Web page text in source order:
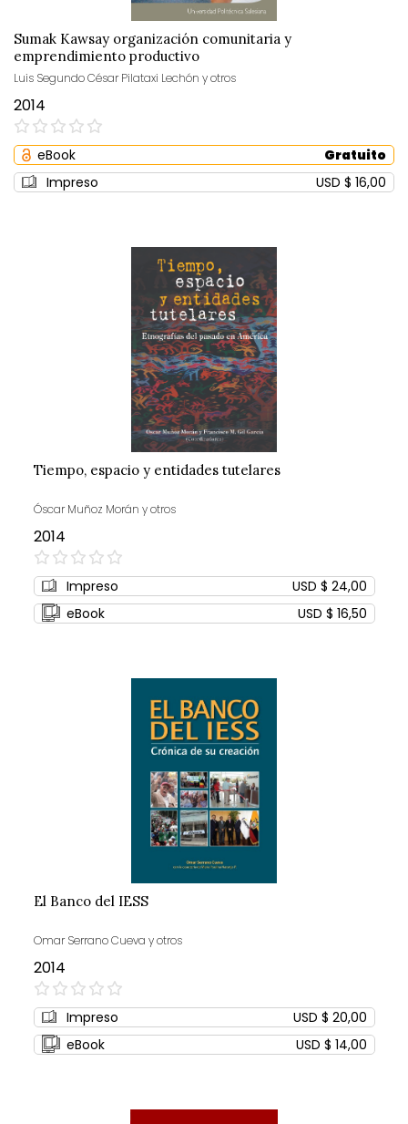
Sumak Kawsay organización comunitaria y
emprendimiento productivo
Luis Segundo César Pilataxi Lechón y otros
2014
0%
eBook
Gratuito
Impreso
USD $ 16,00
Tiempo, espacio y entidades tutelares
Óscar Muñoz Morán y otros
2014
0%
Impreso
USD $ 24,00
eBook
USD $ 16,50
El Banco del IESS
Omar Serrano Cueva y otros
2014
0%
Impreso
USD $ 20,00
eBook
USD $ 14,00